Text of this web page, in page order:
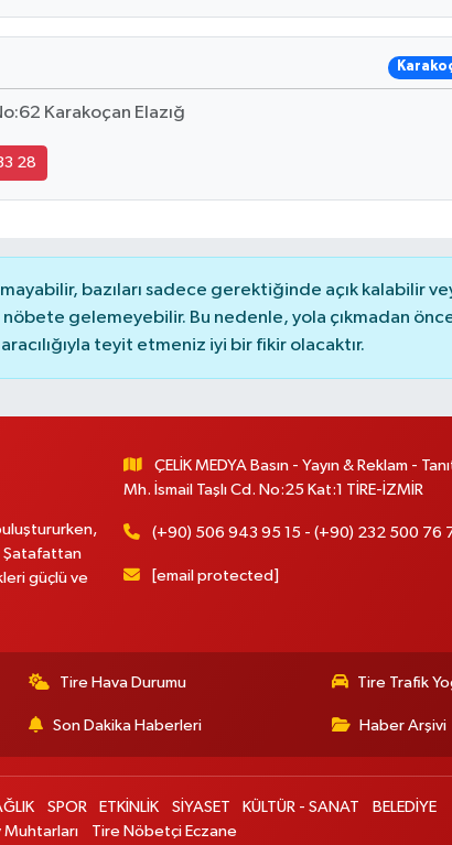
Karakoçan Elazığ
28
bazıları sadece gerektiğinde açık kalabilir
gelemeyebilir. Bu nedenle, yola çıkmadan
teyit etmeniz iyi bir fikir olacaktır.
Şatafattan
güçlü ve
ÇELİK MEDYA Basın - Yayın & Reklam -
Mh. İsmail Taşlı Cd. No:25 Kat:1 TİRE-İZMİR
(+90) 506 943 95 15 - (+90) 232 500 76
[email protected]
Tire Hava Durumu Tire Trafik
Son Dakika Haberleri Haber Arşivi
SPOR ETKİNLİK SİYASET KÜLTÜR - SANAT
BELEDİYE
Tire Nöbetçi Eczane